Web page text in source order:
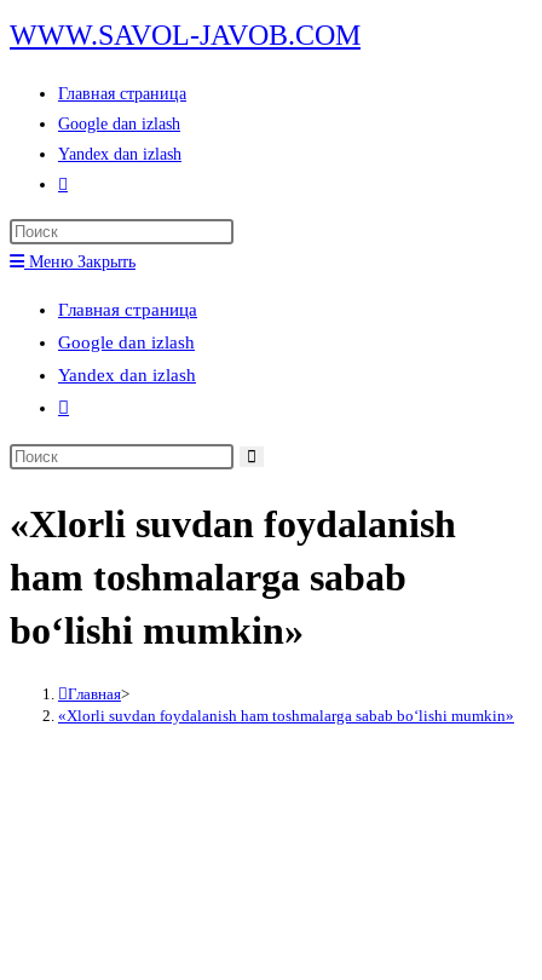
Перейти
к
содержимому
WWW.SAVOL-JAVOB.COM
Главная страница
Google dan izlash
Yandex dan izlash
Переключить
по
веб-
сайту
Меню Закрыть
Главная страница
Google dan izlash
Yandex dan izlash
Переключить
по
сайту
Поиск
сайте
«Xlorli suvdan foydalanish
ham toshmalarga sabab
bo‘lishi mumkin»
Главная>
«Xlorli suvdan foydalanish ham toshmalarga sabab bo‘lishi mumkin»